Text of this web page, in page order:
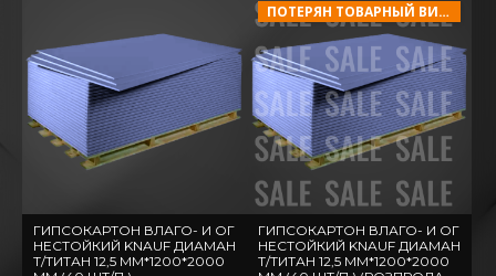
ГИПСОКАРТОН ВЛАГО- И ОГ
НЕСТОЙКИЙ KNAUF ДИАМАН
Т/ТИТАН 12,5 ММ*1200*2000
ПОТЕРЯН ТОВАРНЫЙ ВИД!
ГИПСОКАРТОН ВЛАГО- И ОГ
НЕСТОЙКИЙ KNAUF ДИАМАН
Т/ТИТАН 12,5 ММ*1200*2000